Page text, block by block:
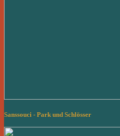
Sanssouci - Park und Schlösser